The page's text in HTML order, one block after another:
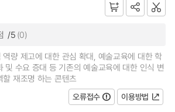
/5 (0)
량 제고에 대한 관심 확대, 예술교육에 대한 학
및 수요 증대 등 기존의 예술교육에 대한 인식 변
재조명 하는 콘텐츠
오류접수
이용방법